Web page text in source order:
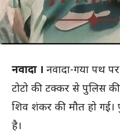
नवादा । नवादा-गया पथ
टोटो की टक्कर से पुलिस
शिव शंकर की मौत हो गई।
है।